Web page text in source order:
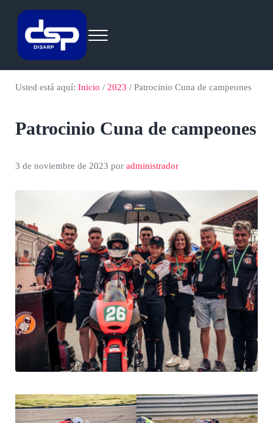
Saltar al contenido principal
Skip to header right navigation
Skip to site footer
by disarp.com
Menu
Usted está aquí: Inicio / 2023 /Patrocinio Cuna de campeones
Patrocinio Cuna de campeones
3 de noviembre de 2023 por administrador